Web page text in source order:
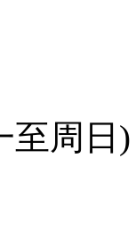
至周日)